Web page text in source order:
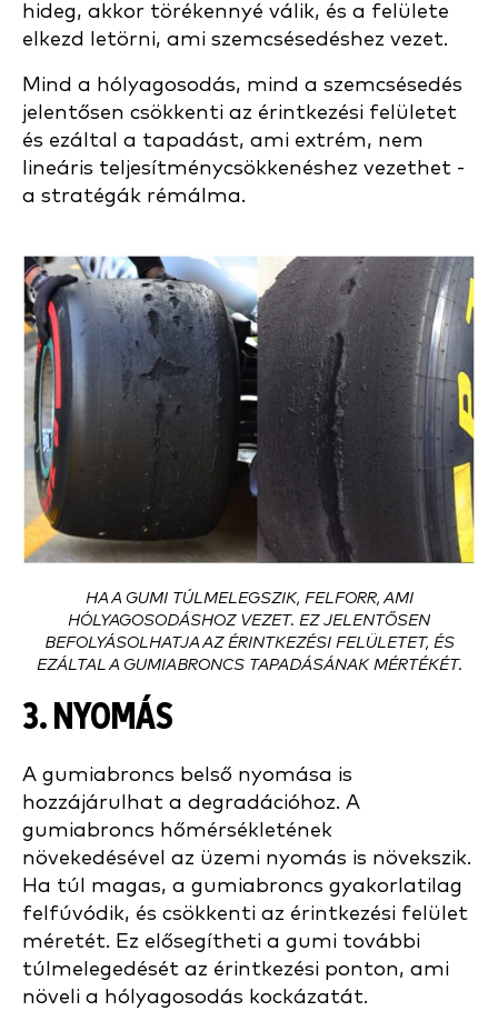
hideg, akkor törékennyé válik, és a felülete
elkezd letörni, ami szemcsésedéshez vezet.
Mind a hólyagosodás, mind a szemcsésedés
jelentősen csökkenti az érintkezési felületet
és ezáltal a tapadást, ami extrém, nem
lineáris teljesítménycsökkenéshez vezethet -
a stratégák rémálma.
HA A GUMI TÚLMELEGSZIK, FELFORR, AMI
HÓLYAGOSODÁSHOZ VEZET. EZ JELENTŐSEN
BEFOLYÁSOLHATJA AZ ÉRINTKEZÉSI FELÜLETET, ÉS
EZÁLTAL A GUMIABRONCS TAPADÁSÁNAK MÉRTÉKÉT.
3. NYOMÁS
A gumiabroncs belső nyomása is
hozzájárulhat a degradációhoz. A
gumiabroncs hőmérsékletének
növekedésével az üzemi nyomás is növekszik.
Ha túl magas, a gumiabroncs gyakorlatilag
felfúvódik, és csökkenti az érintkezési felület
méretét. Ez elősegítheti a gumi további
túlmelegedését az érintkezési ponton, ami
növeli a hólyagosodás kockázatát.